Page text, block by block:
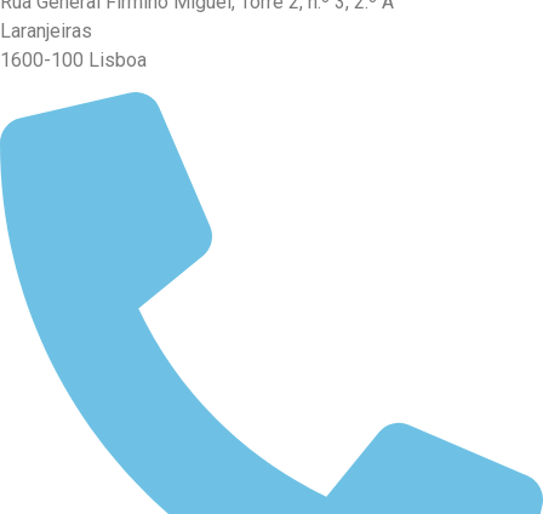
Laranjeiras
1600-100 Lisboa